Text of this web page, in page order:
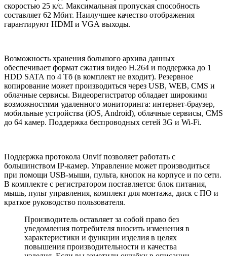
скоростью 25 к/с. Максимальная пропуская способность
составляет 62 Мбит. Наилучшее качество отображения
гарантируют HDMI и VGA выходы.
Возможность хранения большого архива данных
обеспечивает формат сжатия видео H.264 и поддержка до 1
HDD SATA по 4 Тб (в комплект не входит). Резервное
копирование может производиться через USB, WEB, CMS и
облачные сервисы. Видеорегистратор обладает широкими
возможностями удаленного мониторинга: интернет-браузер,
мобильные устройства (iOS, Android), облачные сервисы, CMS
до 64 камер. Поддержка беспроводных сетей 3G и Wi-Fi.
Поддержка протокола Onvif позволяет работать с
большинством IP-камер. Управление может производиться
при помощи USB-мыши, пульта, кнопок на корпусе и по сети.
В комплекте с регистратором поставляется: блок питания,
мышь, пульт управления, комплект для монтажа, диск с ПО и
краткое руководство пользователя.
Производитель оставляет за собой право без
уведомления потребителя вносить изменения в
характеристики и функции изделия в целях
повышения производительности и качества